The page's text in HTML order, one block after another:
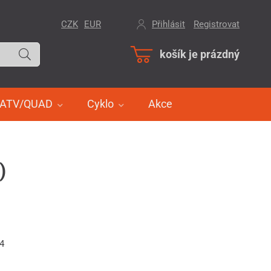
košík je prázdný
ATV/QUAD Cyklo Akce
CZK EUR Přihlásit Registrovat